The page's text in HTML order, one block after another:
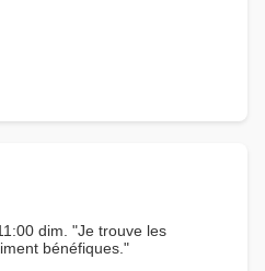
dim. "Je trouve les
bénéfiques."